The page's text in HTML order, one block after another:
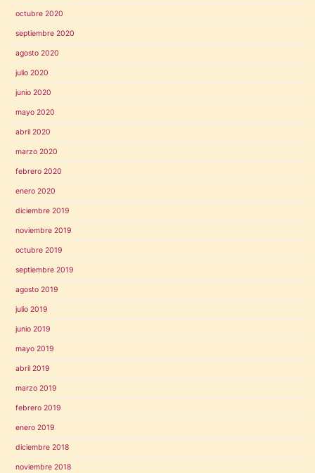
octubre 2020
septiembre 2020
agosto 2020
julio 2020
junio 2020
mayo 2020
abril 2020
marzo 2020
febrero 2020
enero 2020
diciembre 2019
noviembre 2019
octubre 2019
septiembre 2019
agosto 2019
julio 2019
junio 2019
mayo 2019
abril 2019
marzo 2019
febrero 2019
enero 2019
diciembre 2018
noviembre 2018